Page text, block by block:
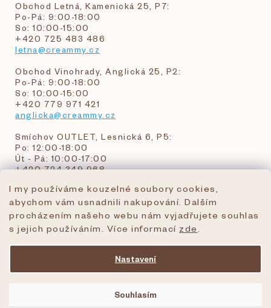
I my používáme kouzelné soubory cookies,
abychom vám usnadnili nakupování. Dalším
procházením našeho webu nám vyjadřujete souhlas
s jejich používáním. Více informací zde
Nastavení
Souhlasím
Obchod Letná, Kamenická 25, P7:
Po-Pá: 9:00-18:00
So: 10:00-15:00
+420 725 483 486
letna@creammy.cz
Obchod Vinohrady, Anglická 25, P2:
Po-Pá: 9:00-18:00
So: 10:00-15:00
+420 779 971 421
anglicka@creammy.cz
Smíchov OUTLET, Lesnická 6, P5:
Po: 12:00-18:00
Út - Pá: 10:00-17:00
+420 724 349 968
objednavky@creammy.cz
tel:+420 724 349 968
creammy.cz